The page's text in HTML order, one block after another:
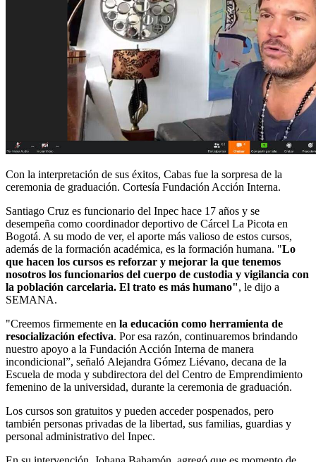
Con la interpretación de sus éxitos, Cabas fue la sorpresa de la
ceremonia de graduación. Cortesía Fundación Acción Interna.
Santiago Cruz es funcionario del Inpec hace 17 años y se
desempeña como coordinador deportivo de Cárcel La Picota en
Bogotá. A su modo de ver, el aporte más valioso de estos cursos,
además de la formación académica, es la formación humana. "Lo
que hacen los cursos es reforzar y mejorar la que tenemos
nosotros los funcionarios del cuerpo de custodia y vigilancia con
la población carcelaria. El trato es más humano", le dijo a
SEMANA.
"Creemos firmemente en la educación como herramienta de
resocialización efectiva. Por esa razón, continuaremos brindando
nuestro apoyo a la Fundación Acción Interna de manera
incondicional”, señaló Alejandra Gómez Liévano, decana de la
Escuela de moda y subdirectora del del Centro de Emprendimiento
femenino de la universidad, durante la ceremonia de graduación.
Los cursos son gratuitos y pueden acceder pospenados, pero
también personas privadas de la libertad, sus familias, guardias y
personal administrativo del Inpec.